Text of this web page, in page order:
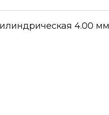
4.00 мм